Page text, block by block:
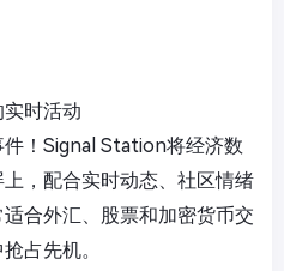
时活动
件！Signal Station将经济数
，配合实时动态、社区情绪
合外汇、股票和加密货币交
占先机。